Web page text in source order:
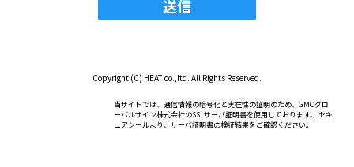
Copyright (C) HEAT co.,ltd. All Rights Reserved.
当サイトでは、通信情報の暗号化と実在性の証明のため、GMOグロ
ーバルサイン株式会社のSSLサーバ証明書を使用しております。 セキ
ュアシールより、サーバ証明書の検証結果をご確認ください。